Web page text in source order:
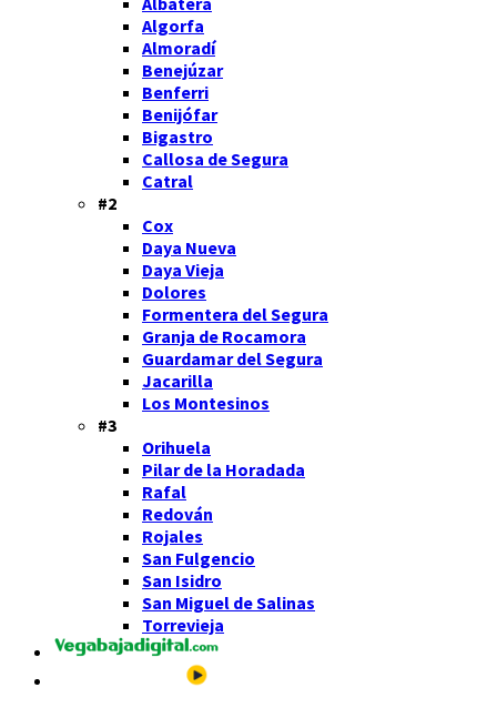
Algorfa
Almoradí
Benejúzar
Benferri
Benijófar
Bigastro
Callosa de Segura
Catral
#2
Cox
Daya Nueva
Daya Vieja
Dolores
Formentera del Segura
Granja de Rocamora
Guardamar del Segura
Jacarilla
Los Montesinos
#3
Orihuela
Pilar de la Horadada
Rafal
Redován
Rojales
San Fulgencio
San Isidro
San Miguel de Salinas
Torrevieja